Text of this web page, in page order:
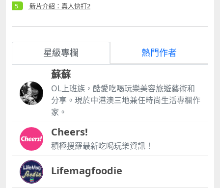
新片介紹：真人快打2
星級專欄 熱門作者
蘇蘇
OL上班族，酷愛吃喝玩樂美容旅遊藝術和
分享。現於中港澳三地兼任時尚生活專欄作
家。
Cheers!
積極搜羅最新吃喝玩樂資訊！
Lifemagfoodie